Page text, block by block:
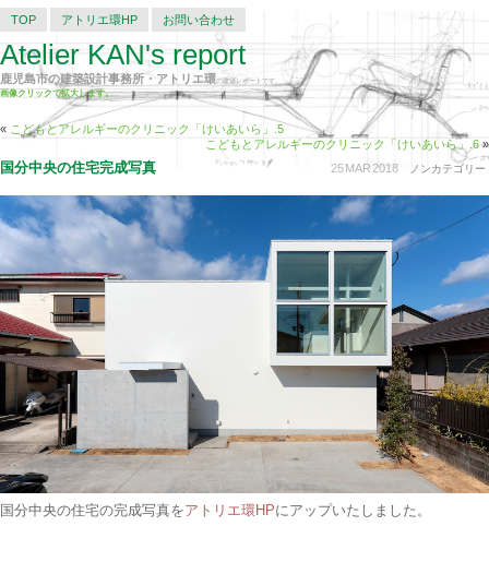
TOP アトリエ環HP お問い合わせ
Atelier KAN's report
鹿児島市の建築設計事務所・アトリエ環の建築レポートです。
画像クリックで拡大します。
« こどもとアレルギーのクリニック「けいあいら」.5
こどもとアレルギーのクリニック「けいあいら」.6»
25MAR2018 ノンカテゴリー
国分中央の住宅完成写真
国分中央の住宅の完成写真をアトリエ環HPにアップいたしました。